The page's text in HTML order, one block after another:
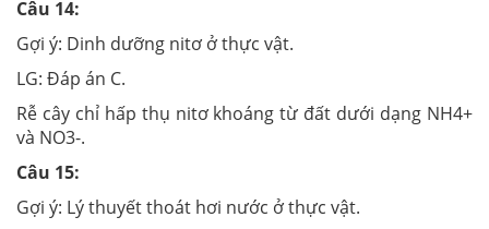
Câu 14:
Gợi ý: Dinh dưỡng nitơ ở thực vật.
LG: Đáp án C.
Rễ cây chỉ hấp thụ nitơ khoáng từ đất dưới dạng NH4+
và NO3-.
Câu 15:
Gợi ý: Lý thuyết thoát hơi nước ở thực vật.